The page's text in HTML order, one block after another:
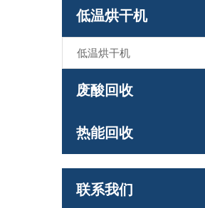
低温烘干机
低温烘干机
废酸回收
热能回收
联系我们